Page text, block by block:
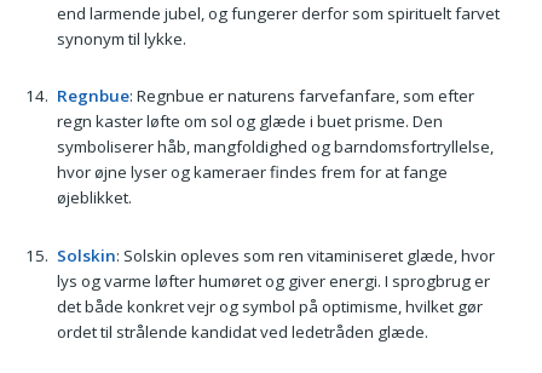
end larmende jubel, og fungerer derfor som spirituelt farvet
synonym til lykke.
Regnbue: Regnbue er naturens farvefanfare, som efter
regn kaster løfte om sol og glæde i buet prisme. Den
symboliserer håb, mangfoldighed og barndomsfortryllelse,
hvor øjne lyser og kameraer findes frem for at fange
øjeblikket.
Solskin: Solskin opleves som ren vitaminiseret glæde, hvor
lys og varme løfter humøret og giver energi. I sprogbrug er
det både konkret vejr og symbol på optimisme, hvilket gør
ordet til strålende kandidat ved ledetråden glæde.